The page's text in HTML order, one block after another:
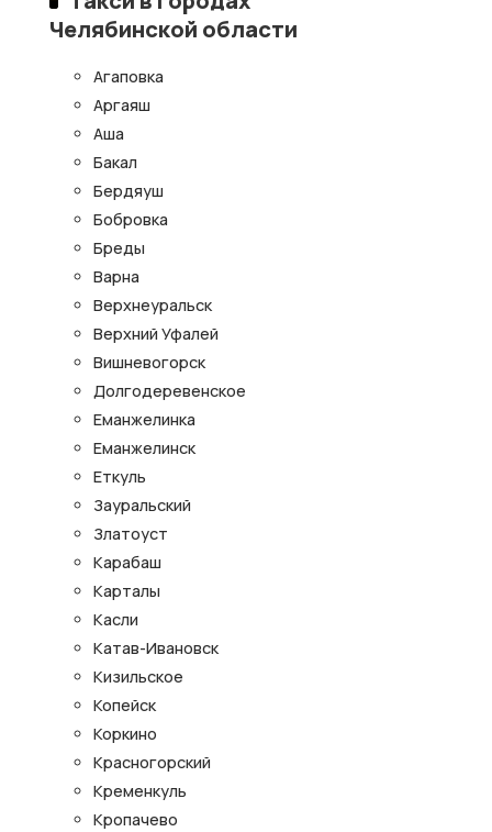
Челябинской области
Агаповка
Аргаяш
Аша
Бакал
Бердяуш
Бобровка
Бреды
Варна
Верхнеуральск
Верхний Уфалей
Вишневогорск
Долгодеревенское
Еманжелинка
Еманжелинск
Еткуль
Зауральский
Златоуст
Карабаш
Карталы
Касли
Катав-Ивановск
Кизильское
Копейск
Коркино
Красногорский
Кременкуль
Кропачево